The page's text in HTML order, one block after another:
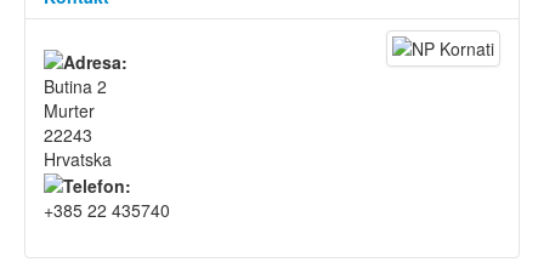
Butina 2
Murter
22243
Hrvatska
+385 22 435740